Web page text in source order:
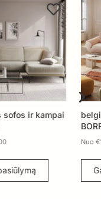
sofos ir kampai
Nuo